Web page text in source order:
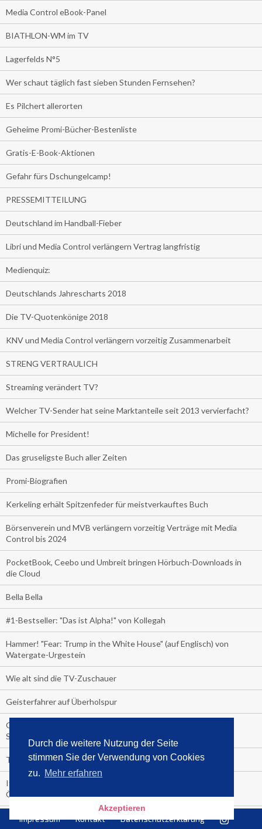
Durch die weitere Nutzung der Seite
stimmen Sie der Verwendung von Cookies
zu. Mehr erfahren
Akzeptieren
Media Control eBook-Panel
BIATHLON-WM im TV
Lagerfelds N°5
Wer schaut täglich fast sieben Stunden Fernsehen?
Es Pilchert allerorten
Geheime Promi-Bücher-Bestenliste
Gratis-E-Book-Aktionen
Gefahr fürs Dschungelcamp!
PRESSEMITTEILUNG
Deutschland im Handball-Fieber
Libri und Media Control verlängern Vertrag langfristig
Medienquiz:
Deutschlands Jahrescharts 2018
Die TV-Quotenkönige 2018
KNV und Media Control verlängern vorzeitig Zusammenarbeit
STRENG VERTRAULICH
Streaming verändert TV?
Welcher TV-Sender hat seine Marktanteile seit 2013 vervierfacht?
Michelle for President!
Das gruseligste Buch aller Zeiten
Promi-Biografien
Kerkeling erhält Spitzenfeder für meistverkauftes Buch
Börsenverein und MVB verlängern vorzeitig Verträge mit Media
Control bis 2024
PocketBook, Ceebo und Umbreit bringen Hörbuch-Downloads in
die Cloud
Bella Bella
#1-Bestseller: "Das ist Alpha!" von Kollegah
Hammer! "Fear: Trump in the White House" (auf Englisch) von
Watergate-Urgestein
Wie alt sind die TV-Zuschauer
Geisterfahrer auf Überholspur
Gegen Einsamkeit: Single-Haushalte schauen täglich fast 6
Stunden TV
TV-Quote:
Italienisches Kochbuch schießt auf Nummer 1 in Deutschland,
Österreich und Schweiz
Blick in die Garage der TV-Dauerglotzer
Impressum Kontakt Datenschutzerklärung